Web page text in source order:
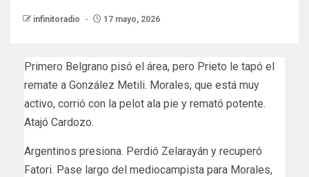
infinitoradio 17 mayo, 2026
Primero Belgrano pisó el área, pero Prieto le tapó el
remate a González Metili. Morales, que está muy
activo, corrió con la pelot ala pie y remató potente.
Atajó Cardozo.
Argentinos presiona. Perdió Zelarayán y recuperó
Fatori. Pase largo del mediocampista para Morales,